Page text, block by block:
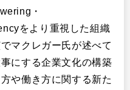
・
をより重視した組織
マクレガー氏が述べて
にする企業文化の構築
や働き方に関する新た